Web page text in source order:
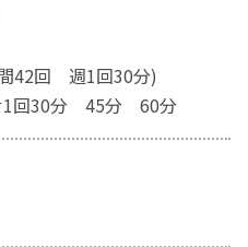
42回 週1回30分)
1回30分 45分 60分